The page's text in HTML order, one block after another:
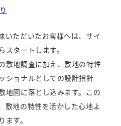
いただいたお客様へは、サイ
スタートします。
敷地調査に加え、敷地の特性
ショナルとしての設計指針
地図に落とし込みます。この
敷地の特性を活かした心地よ
す。